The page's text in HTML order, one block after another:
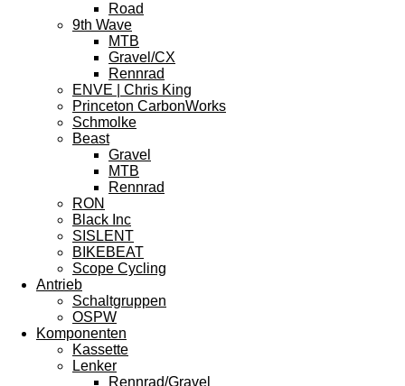
Road
9th Wave
MTB
Gravel/CX
Rennrad
ENVE | Chris King
Princeton CarbonWorks
Schmolke
Beast
Gravel
MTB
Rennrad
RON
Black Inc
SISLENT
BIKEBEAT
Scope Cycling
Antrieb
Schaltgruppen
OSPW
Komponenten
Kassette
Lenker
Rennrad/Gravel